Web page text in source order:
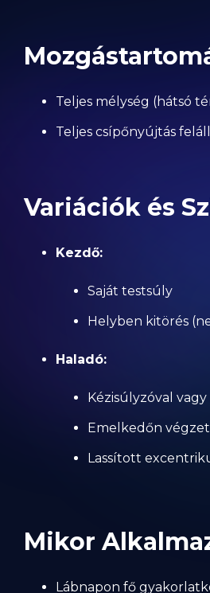
Teljes mélység (hátsó
Teljes csípőnyújtás
Variációk és
Kezdő:
Saját testsúly
Helyben kitörés
Haladó:
Kézisúlyzóval vagy
Emelkedőn
Lassított
Mikor
Lábnapon fő